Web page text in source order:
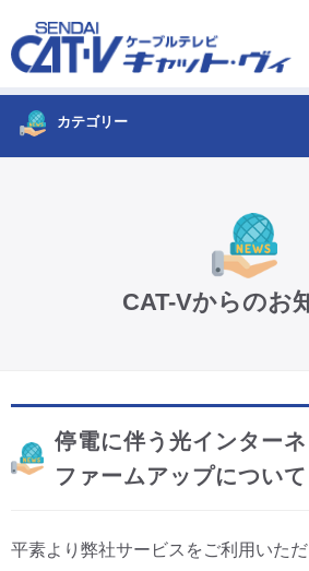
カテゴリー
CAT-Vからのお
停電に伴う光インター
ファームアップについて
平素より弊社サービスをご利用いた
お申し込み
ご検討中の方
サービスエリア
CM・広告掲載